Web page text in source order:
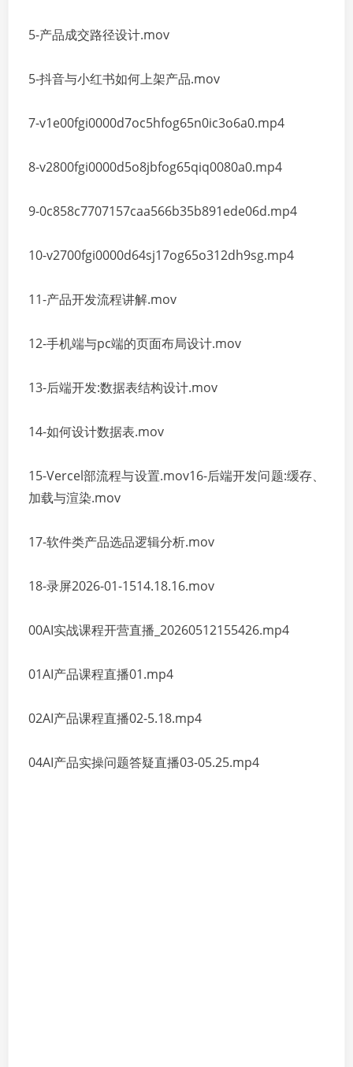
5-产品成交路径设计.mov
5-抖音与小红书如何上架产品.mov
7-v1e00fgi0000d7oc5hfog65n0ic3o6a0.mp4
8-v2800fgi0000d5o8jbfog65qiq0080a0.mp4
9-0c858c7707157caa566b35b891ede06d.mp4
10-v2700fgi0000d64sj17og65o312dh9sg.mp4
11-产品开发流程讲解.mov
12-手机端与pc端的页面布局设计.mov
13-后端开发:数据表结构设计.mov
14-如何设计数据表.mov
15-Vercel部流程与设置.mov16-后端开发问题:缓存、
加载与渲染.mov
17-软件类产品选品逻辑分析.mov
18-录屏2026-01-1514.18.16.mov
00AI实战课程开营直播_20260512155426.mp4
01AI产品课程直播01.mp4
02AI产品课程直播02-5.18.mp4
04AI产品实操问题答疑直播03-05.25.mp4